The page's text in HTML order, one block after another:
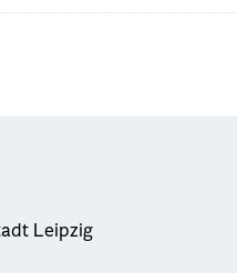
Leipzig